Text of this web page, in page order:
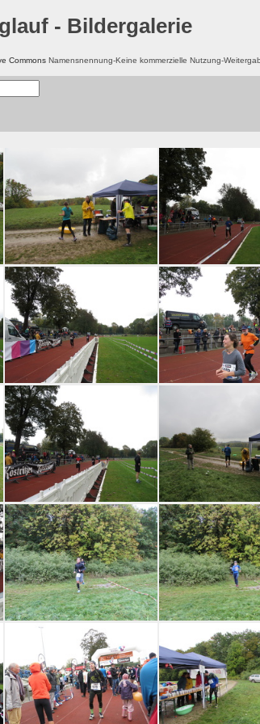
- Bildergalerie
Commons Namensnennung-Keine kommerzielle Nutzung-
jk-2015-strecke-061 jk-2015-ziel-
jk-2015-ziel-044 jk-2015-ziel-
jk-2015-ziel-037 jk-2015-
jk-2015-strecke-056 jk-2015-